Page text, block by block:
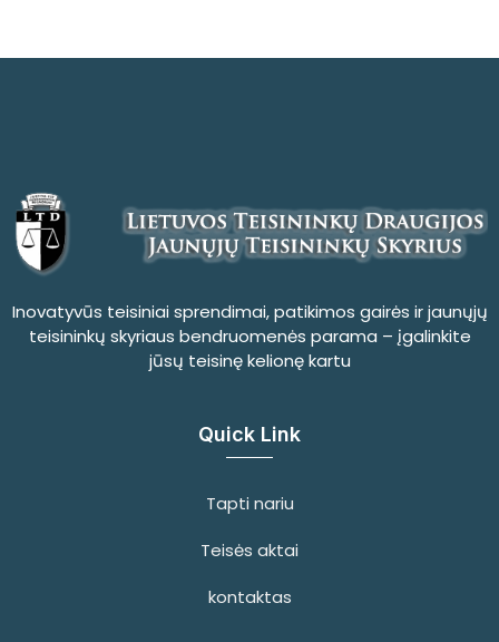
Inovatyvūs teisiniai sprendimai, patikimos gairės ir jaunųjų
teisininkų skyriaus bendruomenės parama – įgalinkite
jūsų teisinę kelionę kartu
Quick Link
Tapti nariu
Teisės aktai
kontaktas